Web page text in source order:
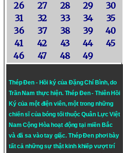
26
27 28 29
30
31
32 33 34
35
36
37 38 39
40
41
42 43 44
45
46
47 48 49
Thép Đen - Hồi ký của Đặng Chí Bình, do
Trần Nam thực hiện. Thép Đen- Thiên Hồi
Ký của một điện viên, một trong những
chiến sĩ của bóng tối thuộc Quân Lực Việt
Nam Cộng Hòa hoạt động tại miền Bắc
và đã sa vào tay giặc. Thép Đen phơi bày
tất cả những sự thật kinh khiếp vượt trí